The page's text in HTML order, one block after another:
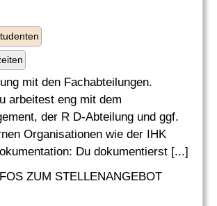
mit den Fachabteilungen.
arbeitest eng mit dem
der R D-Abteilung und ggf.
Organisationen wie der IHK
Du dokumentierst [...]
ZUM STELLENANGEBOT